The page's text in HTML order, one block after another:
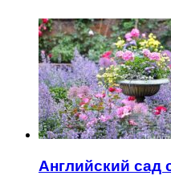
Английский сад